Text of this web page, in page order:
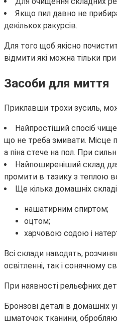
Якщо пил давно не
декількох ракурсів.
Для того щоб якісно
відмити які можна тільки
Засоби для миття
Приклавши трохи зусиль,
Найпростіший спосіб
що не треба змивати. Місце
а піна стече на пол. При
Найпоширеніший склад
промити в тазику з теплою
Ще кілька домашніх
нашатирним спиртом;
оцтом;
харчовою содою і
Всі склади наводять,
освітленні, так і сонячному
При наявності рельєфних
Бронзові деталі в
шматочок тканини,